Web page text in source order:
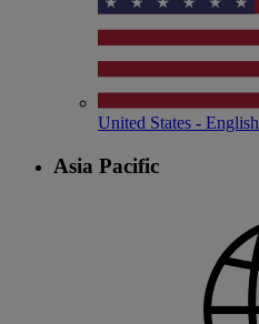
United States - English
Asia Pacific